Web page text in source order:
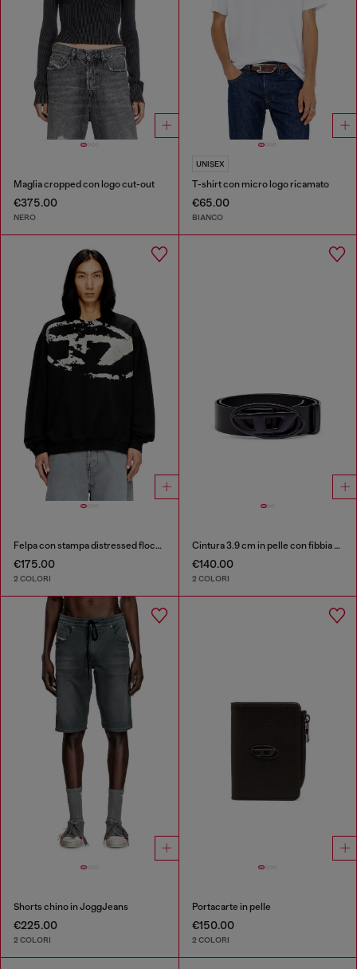
Maglia cropped con logo cut-out
€375.00
NERO
UNISEX
T-shirt con micro logo ricamato
€65.00
BIANCO
Felpa con stampa distressed floccata
€175.00
2 COLORI
Cintura 3.9 cm in pelle con fibbia Oval D metalizzata
€140.00
2 COLORI
Shorts chino in JoggJeans
€225.00
2 COLORI
Portacarte in pelle
€150.00
2 COLORI